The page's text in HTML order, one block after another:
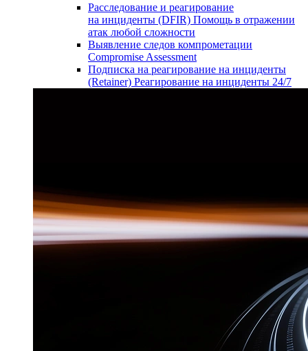
Расследование и реагирование
на инциденты (DFIR) Помощь в отражении
атак любой сложности
Выявление следов компрометации
Compromise Assessment
Подписка на реагирование на инциденты
(Retainer) Реагирование на инциденты 24/7